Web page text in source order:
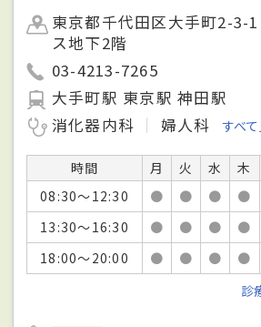
東京都千代田区大手町2-
ス地下2階
03-4213-7265
大手町駅 東京駅 神田駅
消化器内科
婦人科 すべ
時間 月 火 水 木
08:30～12:30
● ● ● ●
13:30～16:30
● ● ● ●
18:00～20:00
● ● ● ●
診